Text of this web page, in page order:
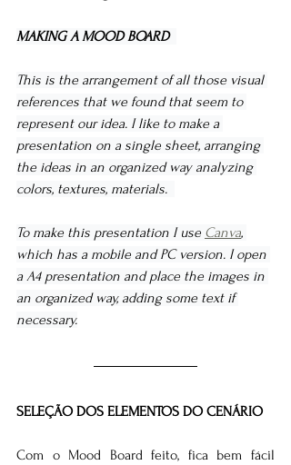
MAKING A MOOD BOARD
This is the arrangement of all those visual
references that we found that seem to
represent our idea. I like to make a
presentation on a single sheet, arranging
the ideas in an organized way analyzing
colors, textures, materials.
To make this presentation I use Canva,
which has a mobile and PC version. I open
a A4 presentation and place the images in
an organized way, adding some text if
necessary.
SELEÇÃO DOS ELEMENTOS DO CENÁRIO
Com o Mood Board feito, fica bem fácil